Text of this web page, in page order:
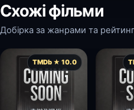
Схожі фільми
Добірка за жанрами та
TMDb ★ 10.0